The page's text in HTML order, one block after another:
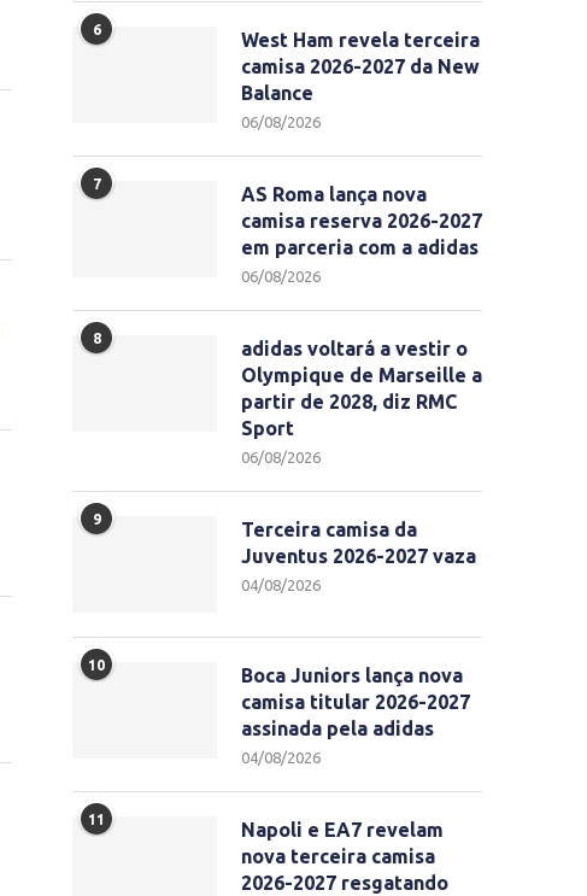
6
West Ham revela terceira
camisa 2026-2027 da New
Balance
06/08/2026
7
AS Roma lança nova
camisa reserva 2026-2027
em parceria com a adidas
06/08/2026
8
adidas voltará a vestir o
Olympique de Marseille a
partir de 2028, diz RMC
Sport
06/08/2026
9
Terceira camisa da
Juventus 2026-2027 vaza
04/08/2026
10
Boca Juniors lança nova
camisa titular 2026-2027
assinada pela adidas
04/08/2026
11
Napoli e EA7 revelam
nova terceira camisa
2026-2027 resgatando